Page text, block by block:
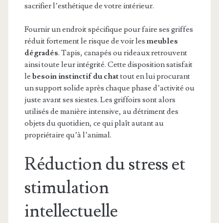
sacrifier l’esthétique de votre intérieur.
Fournir un endroit spécifique pour faire ses griffes
réduit fortement le risque de voir les meubles
dégradés. Tapis, canapés ou rideaux retrouvent
ainsi toute leur intégrité. Cette disposition satisfait
le besoin instinctif du chattout en lui procurant
un support solide après chaque phase d’activité ou
juste avant ses siestes. Les griffoirs sont alors
utilisés de manière intensive, au détriment des
objets du quotidien, ce qui plaît autant au
propriétaire qu’à l’animal.
Réduction du stress et
stimulation
intellectuelle